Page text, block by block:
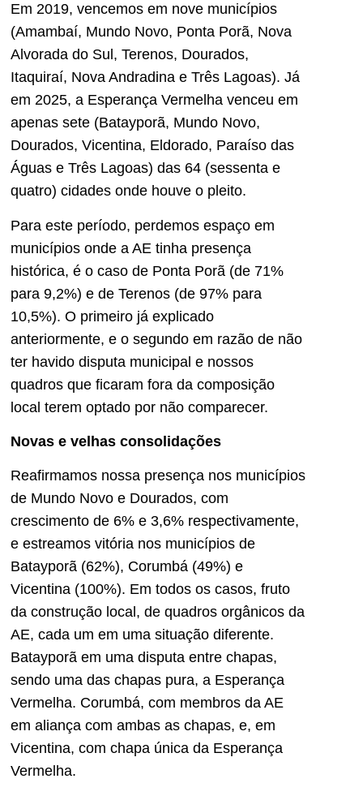
Em 2019, vencemos em nove municípios
(Amambaí, Mundo Novo, Ponta Porã, Nova
Alvorada do Sul, Terenos, Dourados,
Itaquiraí, Nova Andradina e Três Lagoas). Já
em 2025, a Esperança Vermelha venceu em
apenas sete (Batayporã, Mundo Novo,
Dourados, Vicentina, Eldorado, Paraíso das
Águas e Três Lagoas) das 64 (sessenta e
quatro) cidades onde houve o pleito.
Para este período, perdemos espaço em
municípios onde a AE tinha presença
histórica, é o caso de Ponta Porã (de 71%
para 9,2%) e de Terenos (de 97% para
10,5%). O primeiro já explicado
anteriormente, e o segundo em razão de não
ter havido disputa municipal e nossos
quadros que ficaram fora da composição
local terem optado por não comparecer.
Novas e velhas consolidações
Reafirmamos nossa presença nos municípios
de Mundo Novo e Dourados, com
crescimento de 6% e 3,6% respectivamente,
e estreamos vitória nos municípios de
Batayporã (62%), Corumbá (49%) e
Vicentina (100%). Em todos os casos, fruto
da construção local, de quadros orgânicos da
AE, cada um em uma situação diferente.
Batayporã em uma disputa entre chapas,
sendo uma das chapas pura, a Esperança
Vermelha. Corumbá, com membros da AE
em aliança com ambas as chapas, e, em
Vicentina, com chapa única da Esperança
Vermelha.